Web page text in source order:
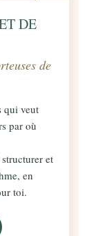
DE
de
qui veut
par où
et
en
toi.